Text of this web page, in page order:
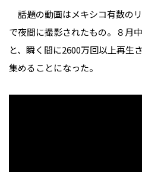
話題の動画はメキシコ有数の
で夜間に撮影されたもの。８月
と、瞬く間に2600万回以上再生
集めることになった。